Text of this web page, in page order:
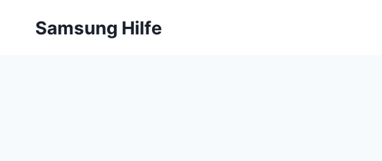
Samsung Hilfe